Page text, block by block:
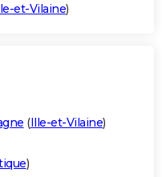
et-Vilaine)
(Ille-et-Vilaine)
)